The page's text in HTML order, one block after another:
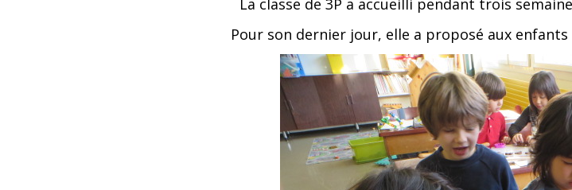
La classe de 3P a accueilli pendant trois
Pour son dernier jour, elle a proposé aux